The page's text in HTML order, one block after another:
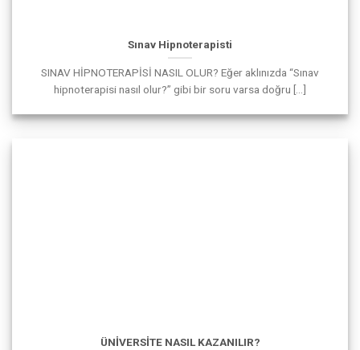
Sınav Hipnoterapisti
SINAV HİPNOTERAPİSİ NASIL OLUR? Eğer aklınızda “Sınav
hipnoterapisi nasıl olur?” gibi bir soru varsa doğru [...]
ÜNİVERSİTE NASIL KAZANILIR?